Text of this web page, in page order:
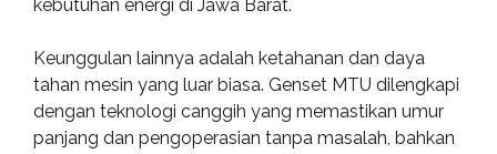
kebutuhan energi di Jawa Barat.
Keunggulan lainnya adalah ketahanan dan daya
tahan mesin yang luar biasa. Genset MTU dilengkapi
dengan teknologi canggih yang memastikan umur
panjang dan pengoperasian tanpa masalah, bahkan